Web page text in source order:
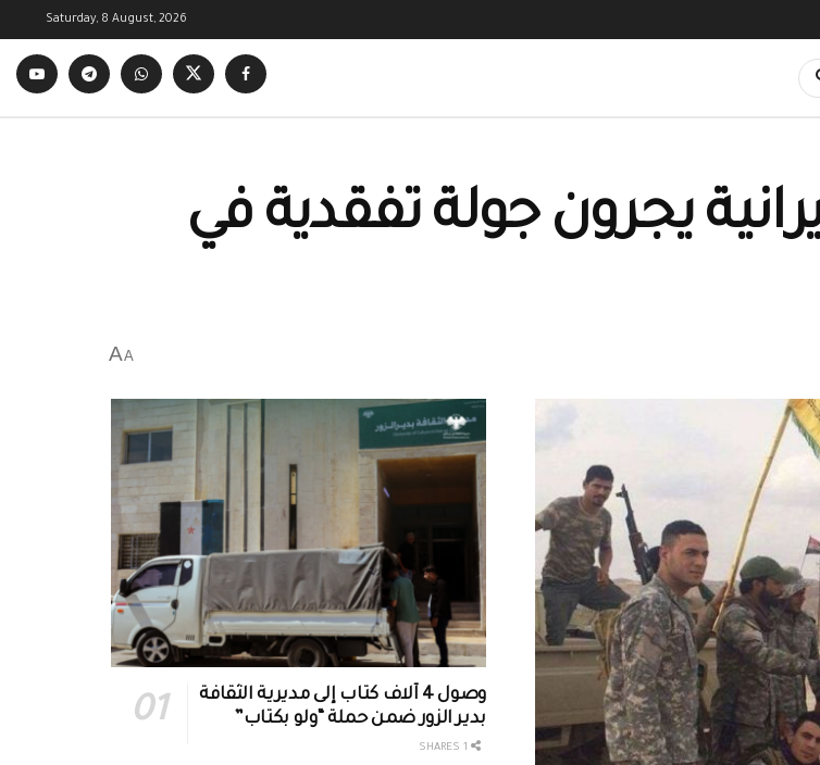
Saturday, 8 August, 2026
يجرون جولة تفقدية في
A
A
وصول 4 آلاف كتاب إلى مديرية الثقافة
بدير الزور ضمن حملة “ولو بكتاب”